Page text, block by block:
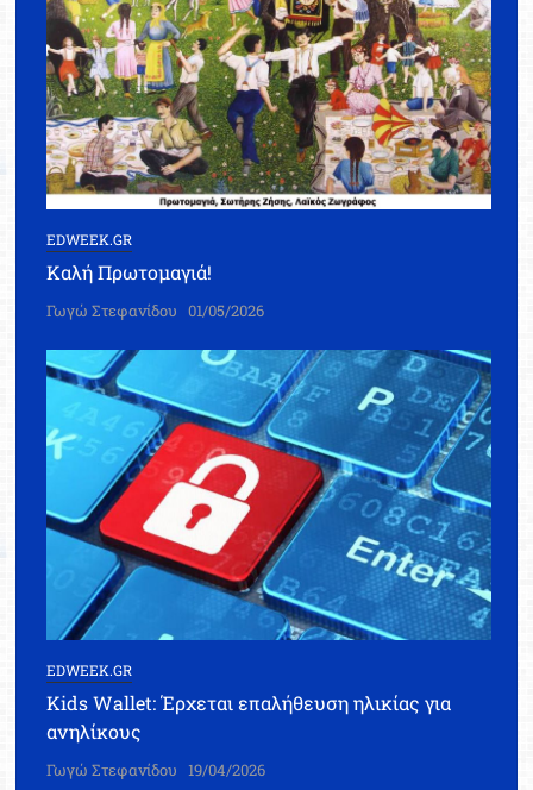
EDWEEK.GR
Καλή Πρωτομαγιά!
Γωγώ Στεφανίδου 01/05/2026
EDWEEK.GR
Kids Wallet: Έρχεται επαλήθευση ηλικίας για
ανηλίκους
Γωγώ Στεφανίδου 19/04/2026